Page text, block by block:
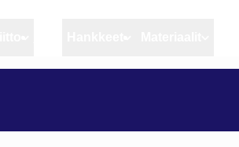
Artikkelit Elinkeino Liitto